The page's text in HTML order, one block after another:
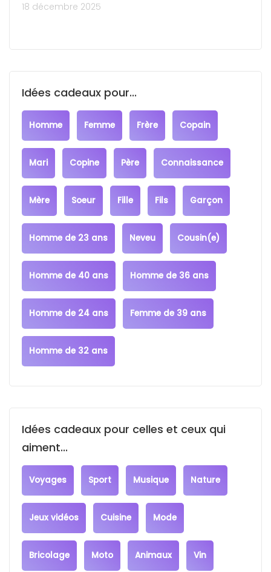
18 décembre 2025
Idées cadeaux pour...
Homme Femme Frère Copain
Mari Copine Père Connaissance
Mère Soeur Fille Fils Garçon
Homme de 23 ans Neveu Cousin(e)
Homme de 40 ans Homme de 36 ans
Homme de 24 ans Femme de 39 ans
Homme de 32 ans
Idées cadeaux pour celles et ceux qui
aiment...
Voyages Sport Musique Nature
Jeux vidéos Cuisine Mode
Bricolage Moto Animaux Vin